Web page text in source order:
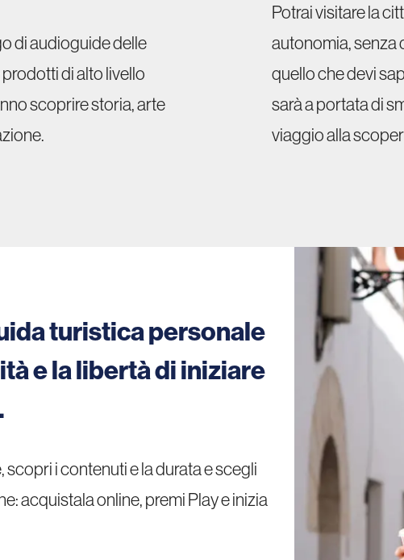
di audioguide delle
di alto livello
scoprire storia, arte
Potrai visitare la
autonomia, senza
quello che devi
sarà a portata di
viaggio alla
turistica personale
e la libertà di iniziare
i contenuti e la durata e scegli
acquistala online, premi Play e inizia